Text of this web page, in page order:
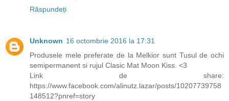
Răspundeți
Unknown 16 octombrie 2016 la 17:31
Produsele mele preferate de la Melkior sunt Tusul de ochi
semipermanent si rujul Clasic Mat Moon Kiss. <3
Link de share:
https://www.facebook.com/alinutz.lazar/posts/10207739758
148512?pnref=story